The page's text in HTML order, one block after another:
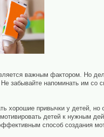
важным фактором. Но
забывайте напоминать им
хорошие привычки у детей,
детей к нужным
способ создания